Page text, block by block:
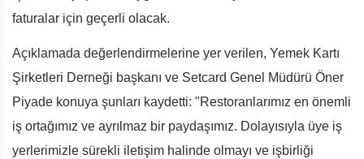
faturalar için geçerli olacak.
Açıklamada değerlendirmelerine yer verilen, Yemek Kartı
Şirketleri Derneği başkanı ve Setcard Genel Müdürü Öner
Piyade konuya şunları kaydetti: "Restoranlarımız en önemli
iş ortağımız ve ayrılmaz bir paydaşımız. Dolayısıyla üye iş
yerlerimizle sürekli iletişim halinde olmayı ve işbirliği